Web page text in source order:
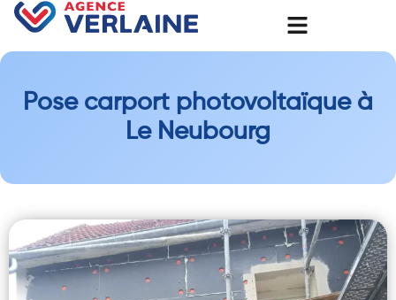
Pose carport photovoltaïque à
Le Neubourg